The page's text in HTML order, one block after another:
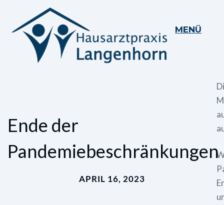
MENÜ
Ende der
Pandemiebeschränkungen
APRIL 16, 2023